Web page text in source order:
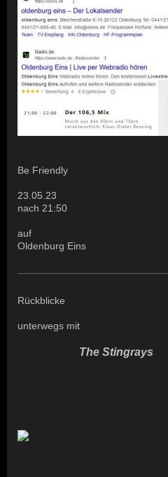
Be Friendly
23.05.23
nach 21:50
auf
Oldenburg Eins
Rückblicke
unterwegs mit
The Stingrays